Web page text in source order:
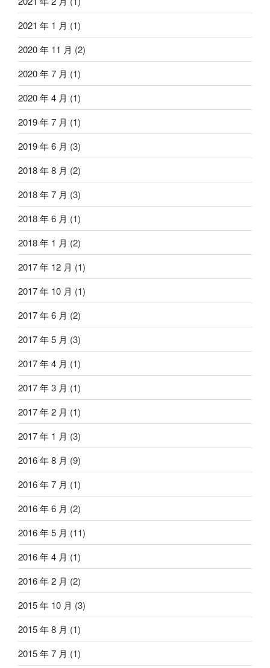
2021 年 1 月 (1)
2020 年 11 月 (2)
2020 年 7 月 (1)
2020 年 4 月 (1)
2019 年 7 月 (1)
2019 年 6 月 (3)
2018 年 8 月 (2)
2018 年 7 月 (3)
2018 年 6 月 (1)
2018 年 1 月 (2)
2017 年 12 月 (1)
2017 年 10 月 (1)
2017 年 6 月 (2)
2017 年 5 月 (3)
2017 年 4 月 (1)
2017 年 3 月 (1)
2017 年 2 月 (1)
2017 年 1 月 (3)
2016 年 8 月 (9)
2016 年 7 月 (1)
2016 年 6 月 (2)
2016 年 5 月 (11)
2016 年 4 月 (1)
2016 年 2 月 (2)
2015 年 10 月 (3)
2015 年 8 月 (1)
2015 年 7 月 (1)